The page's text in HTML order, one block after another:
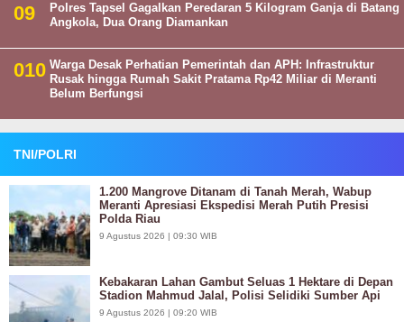
Polres Tapsel Gagalkan Peredaran 5 Kilogram Ganja di Batang
Angkola, Dua Orang Diamankan
Warga Desak Perhatian Pemerintah dan APH: Infrastruktur
Rusak hingga Rumah Sakit Pratama Rp42 Miliar di Meranti
Belum Berfungsi
TNI/POLRI
1.200 Mangrove Ditanam di Tanah Merah, Wabup
Meranti Apresiasi Ekspedisi Merah Putih Presisi
Polda Riau
9 Agustus 2026 | 09:30 WIB
Kebakaran Lahan Gambut Seluas 1 Hektare di Depan
Stadion Mahmud Jalal, Polisi Selidiki Sumber Api
9 Agustus 2026 | 09:20 WIB